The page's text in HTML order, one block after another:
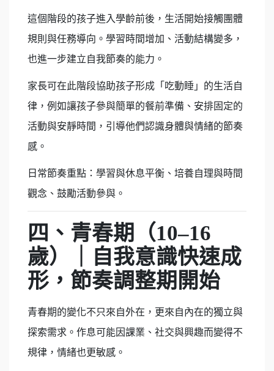
這個階段的孩子進入學齡前後，生活開始接觸團體
規則與任務導向。學習時間增加、活動結構變多，
也進一步建立自我節奏的能力。
家長可在此階段協助孩子形成「吃動睡」的生活自
律，例如讓孩子參與簡單的餐前準備、安排固定的
活動與安靜時間，引導他們認識身體與情緒的節奏
感。
日常節奏重點：學習與休息平衡、培養自理與時間
觀念、鼓勵活動參與。
四、青春期（10–16
歲）｜自我意識快速成
形，節奏調整期開始
青春期的變化不只來自外在，更來自內在的獨立與
探索需求。作息可能因課業、社交與興趣而變得不
規律，情緒也更敏感。